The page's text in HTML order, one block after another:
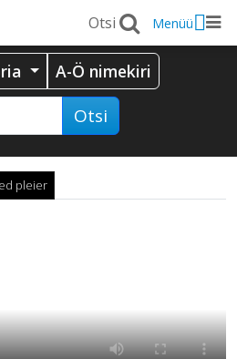
Menüü
A-Ö nimekiri
Otsi
pleier